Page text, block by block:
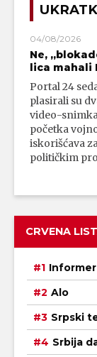
04/08/2026
Ne,
lica
Portal 24
plasirali su
video-
početka
iskorišćava
političkim
CRVENA
Informer
Alo
Srpski
Srbija